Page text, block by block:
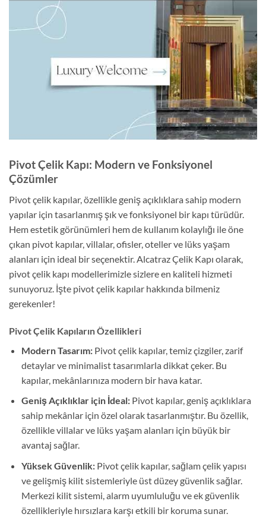
Pivot Çelik Kapı: Modern ve Fonksiyonel
Çözümler
Pivot çelik kapılar, özellikle geniş açıklıklara sahip modern
yapılar için tasarlanmış şık ve fonksiyonel bir kapı türüdür.
Hem estetik görünümleri hem de kullanım kolaylığı ile öne
çıkan pivot kapılar, villalar, ofisler, oteller ve lüks yaşam
alanları için ideal bir seçenektir. Alcatraz Çelik Kapı olarak,
pivot çelik kapı modellerimizle sizlere en kaliteli hizmeti
sunuyoruz. İşte pivot çelik kapılar hakkında bilmeniz
gerekenler!
Pivot Çelik Kapıların Özellikleri
Modern Tasarım:Pivot çelik kapılar, temiz çizgiler, zarif
detaylar ve minimalist tasarımlarla dikkat çeker. Bu
kapılar, mekânlarınıza modern bir hava katar.
Geniş Açıklıklar için İdeal:Pivot kapılar, geniş açıklıklara
sahip mekânlar için özel olarak tasarlanmıştır. Bu özellik,
özellikle villalar ve lüks yaşam alanları için büyük bir
avantaj sağlar.
Yüksek Güvenlik:Pivot çelik kapılar, sağlam çelik yapısı
ve gelişmiş kilit sistemleriyle üst düzey güvenlik sağlar.
Merkezi kilit sistemi, alarm uyumluluğu ve ek güvenlik
özellikleriyle hırsızlara karşı etkili bir koruma sunar.